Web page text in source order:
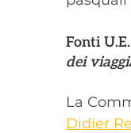
Fonti
dei
La
Didier